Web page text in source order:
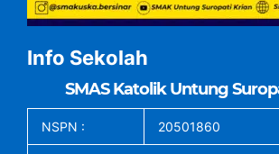
Info Sekolah
SMAS Katolik Untung
NSPN : 20501860